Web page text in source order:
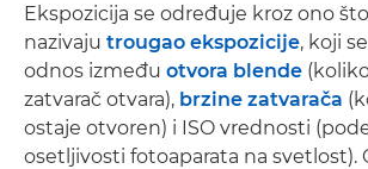
Ekspozicija se određuje kroz ono
nazivaju trougao ekspozicije, koji
odnos između otvora blende
zatvarač otvara), brzine zatvarača
ostaje otvoren) i ISO vrednosti
osetljivosti fotoaparata na svetlost).